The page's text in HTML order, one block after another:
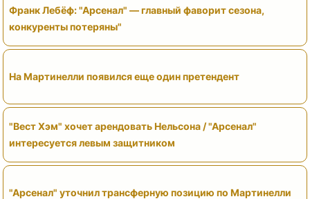
Франк Лебёф: "Арсенал" — главный фаворит сезона,
конкуренты потеряны"
На Мартинелли появился еще один претендент
"Вест Хэм" хочет арендовать Нельсона / "Арсенал"
интересуется левым защитником
"Арсенал" уточнил трансферную позицию по Мартинелли